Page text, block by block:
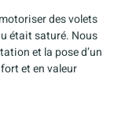
des volets
était saturé. Nous
et la pose d’un
et en valeur